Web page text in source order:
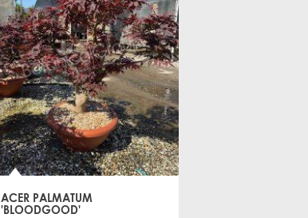
OVERIGE
PINUS BREPO
PINUS SYLVESTRIS 'WATERERI'
WISTERIA FLORIBUNDA
OSMANTHUS HETEROPHYLLUS
CERCIS SILIQUASTRUM
TRACHELOSPERMUM JASMINOIDES
ACER PALMATUM
'BLOODGOOD'